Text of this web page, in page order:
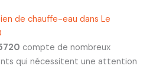
de chauffe-eau dans Le
compte de nombreux
qui nécessitent une attention